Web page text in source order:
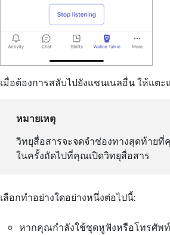
เมื่อต้องการสลับไปยังแชนเนลอื่น ให้แต
หมายเหตุ
วิทยุสื่อสารจะจดจําช่องทางสุดท้าย
ในครั้งถัดไปที่คุณเปิดวิทยุสื่อสาร
เลือกทำอย่างใดอย่างหนึ่งต่อไปนี้:
หากคุณกําลังใช้ชุดหูฟังหรือโทรศัพท์